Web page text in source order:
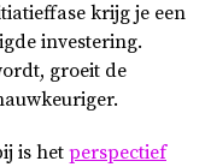
krijg je een
investering.
groeit de
is het perspectief